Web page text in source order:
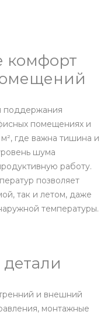
комфорт
поддержания
помещениях и
где важна тишина и
шума
работу.
позволяет
так и летом, даже
температуры.
и внешний
монтажные